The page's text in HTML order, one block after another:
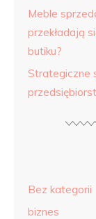
Meble
przekładają
butiku?
Strategiczne
Bez kategorii
biznes